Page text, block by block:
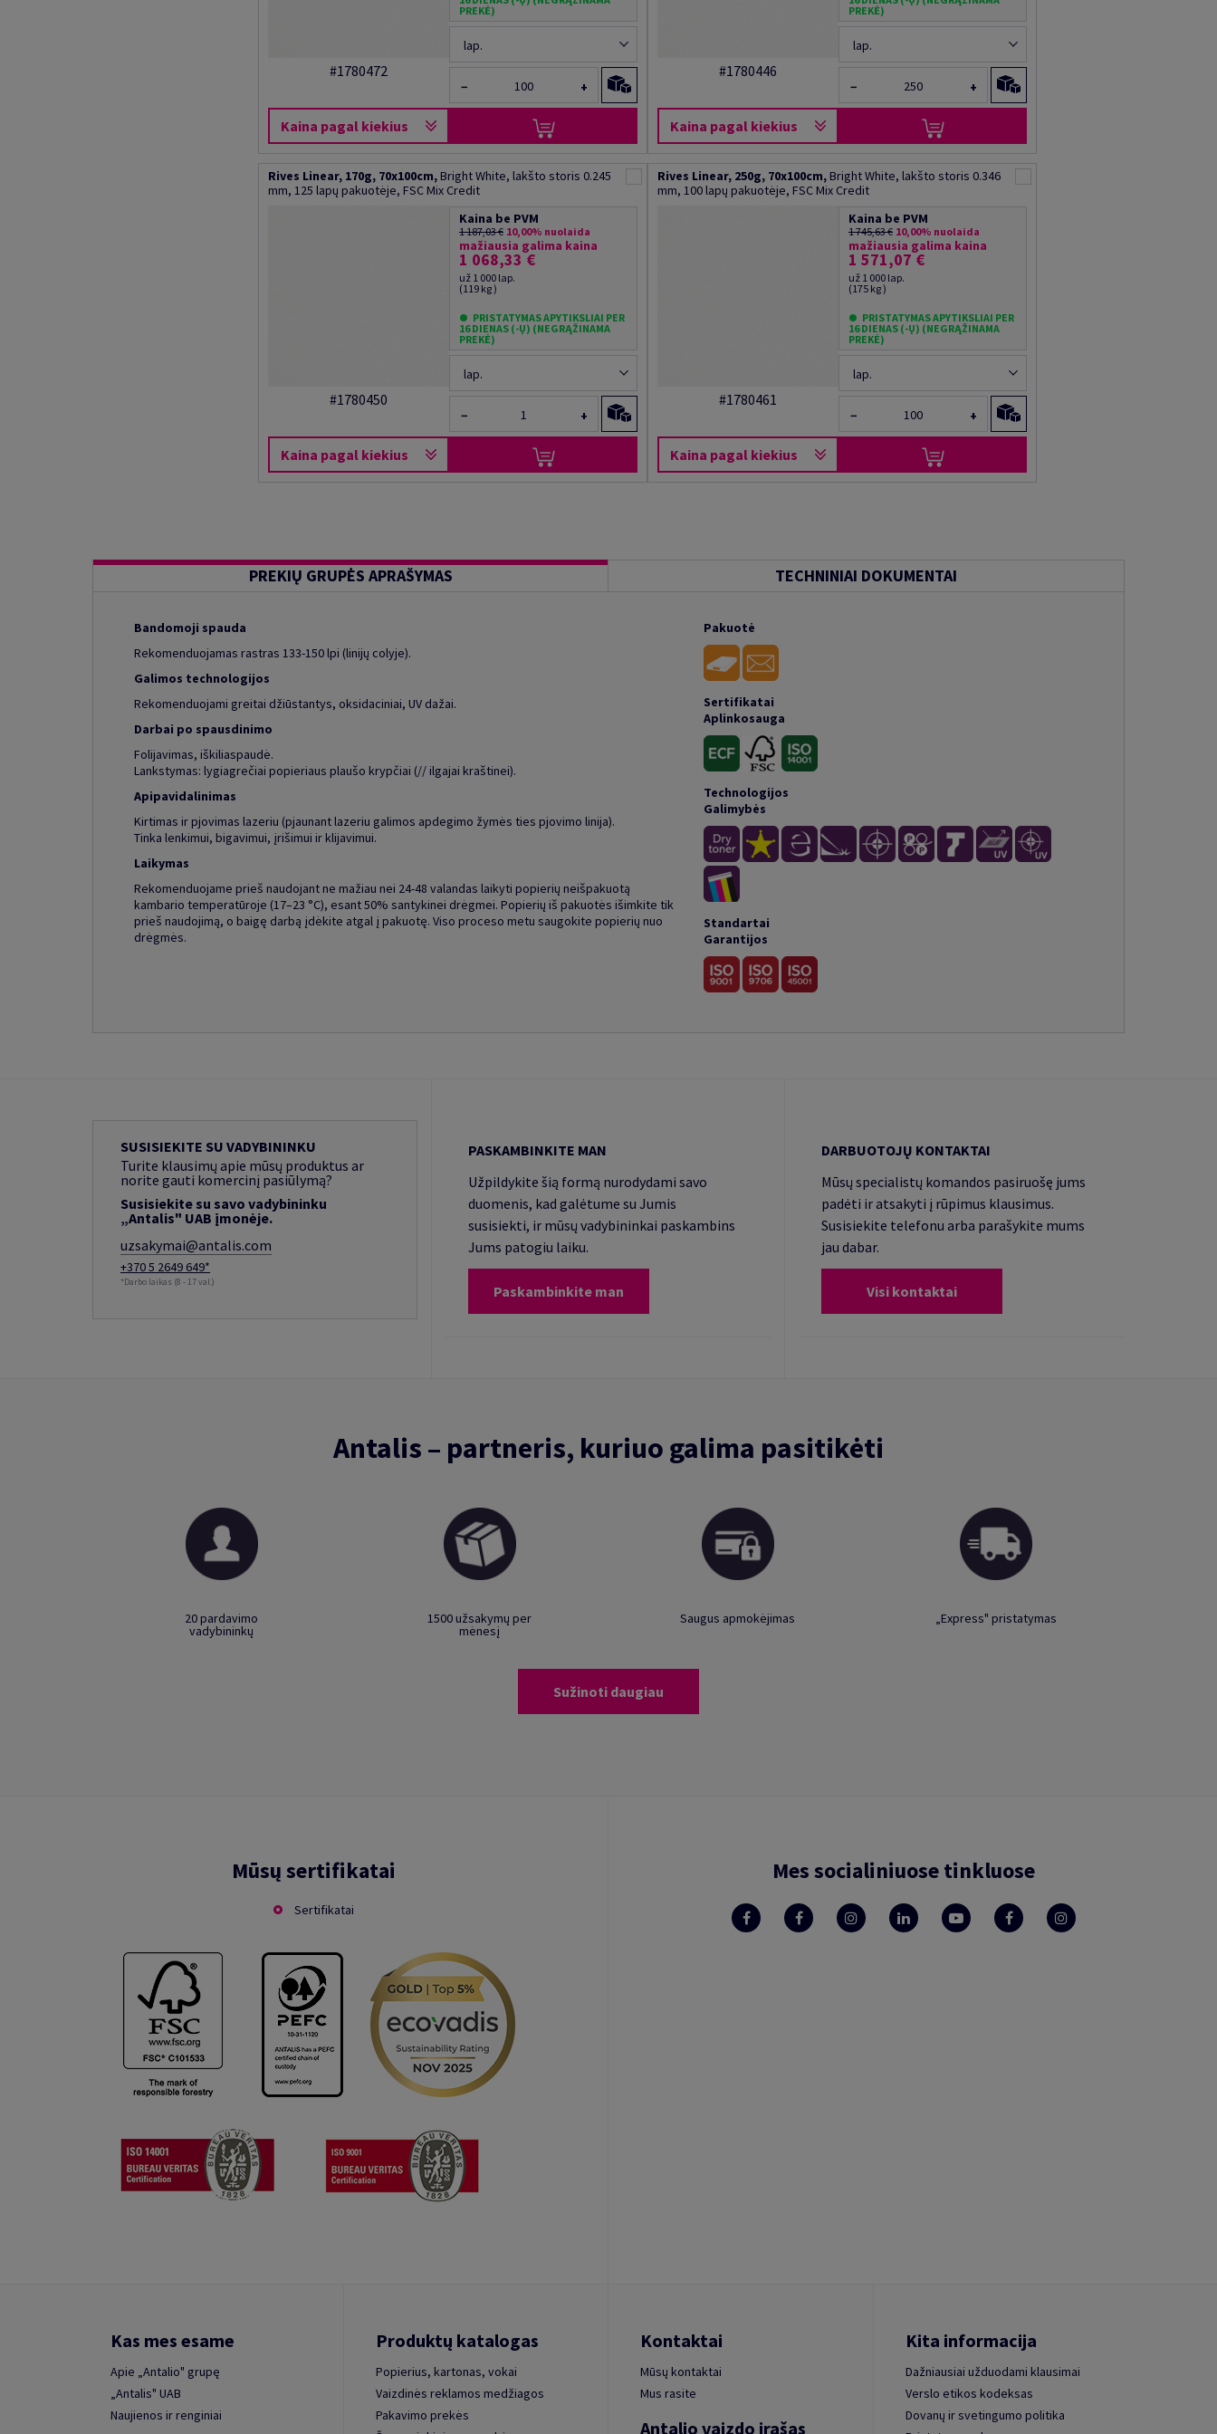
#1780472
Kaina pagal kiekius
PREKĖ)
lap.
− +
#1780446
Kaina pagal kiekius
PREKĖ)
lap.
− +
Rives Linear, 170g, 70x100cm,Bright White, lakšto storis 0.245
mm, 125 lapų pakuotėje, FSC Mix Credit
#1780450
Kaina pagal kiekius
Kaina be PVM
1 187,03 € 10,00% nuolaida
mažiausia galima kaina
1 068,33 €
už 1 000 lap.
(119 kg )
PRISTATYMAS APYTIKSLIAI PER
16 DIENAS (-Ų) (NEGRĄŽINAMA
PREKĖ)
lap.
− +
Rives Linear, 250g, 70x100cm,Bright White, lakšto storis 0.346
mm, 100 lapų pakuotėje, FSC Mix Credit
#1780461
Kaina pagal kiekius
Kaina be PVM
1 745,63 € 10,00% nuolaida
mažiausia galima kaina
1 571,07 €
už 1 000 lap.
(175 kg )
PRISTATYMAS APYTIKSLIAI PER
16 DIENAS (-Ų) (NEGRĄŽINAMA
PREKĖ)
lap.
− +
PREKIŲ GRUPĖS APRAŠYMAS TECHNINIAI DOKUMENTAI
Bandomoji spauda
Rekomenduojamas rastras 133-150 lpi (linijų colyje).
Galimos technologijos
Rekomenduojami greitai džiūstantys, oksidaciniai, UV dažai.
Darbai po spausdinimo
Folijavimas, iškiliaspaudė.
Lankstymas: lygiagrečiai popieriaus plaušo krypčiai (// ilgajai kraštinei).
Apipavidalinimas
Kirtimas ir pjovimas lazeriu (pjaunant lazeriu galimos apdegimo žymės ties pjovimo linija).
Tinka lenkimui, bigavimui, įrišimui ir klijavimui.
Laikymas
Rekomenduojame prieš naudojant ne mažiau nei 24-48 valandas laikyti popierių neišpakuotą
kambario temperatūroje (17–23 °C), esant 50% santykinei drėgmei. Popierių iš pakuotės išimkite tik
prieš naudojimą, o baigę darbą įdėkite atgal į pakuotę. Viso proceso metu saugokite popierių nuo
drėgmės.
Pakuotė
Sertifikatai
Aplinkosauga
Technologijos
Galimybės
Standartai
Garantijos
SUSISIEKITE SU VADYBININKU
Turite klausimų apie mūsų produktus ar
norite gauti komercinį pasiūlymą?
Susisiekite su savo vadybininku
„Antalis" UAB įmonėje.
uzsakymai@antalis.com
+370 5 2649 649*
*Darbo laikas (8 - 17 val.)
PASKAMBINKITE MAN
Užpildykite šią formą nurodydami savo
duomenis, kad galėtume su Jumis
susisiekti, ir mūsų vadybininkai paskambins
Jums patogiu laiku.
Paskambinkite man
DARBUOTOJŲ KONTAKTAI
Mūsų specialistų komandos pasiruošę jums
padėti ir atsakyti į rūpimus klausimus.
Susisiekite telefonu arba parašykite mums
jau dabar.
Visi kontaktai
Antalis – partneris, kuriuo galima pasitikėti
20 pardavimo
vadybininkų
1500 užsakymų per
mėnesį
Saugus apmokėjimas „Express" pristatymas
Sužinoti daugiau
Mūsų sertifikatai
Sertifikatai
Mes socialiniuose tinkluose
Kas mes esame
Apie „Antalio" grupę
„Antalis" UAB
Naujienos ir renginiai
Produktų katalogas
Popierius, kartonas, vokai
Vaizdinės reklamos medžiagos
Pakavimo prekės
Kontaktai
Mūsų kontaktai
Mus rasite
Antalio vaizdo įrašas
Kita informacija
Dažniausiai užduodami klausimai
Verslo etikos kodeksas
Dovanų ir svetingumo politika